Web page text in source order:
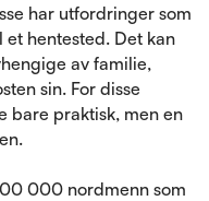
har utfordringer som
hentested. Det kan
av familie,
sin. For disse
bare praktisk, men en
000 nordmenn som